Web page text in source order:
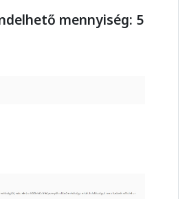
mennyiség: 5